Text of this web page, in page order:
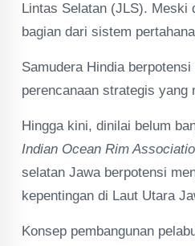
Lintas Selatan (JLS). Meski
bagian dari sistem
Samudera Hindia
perencanaan strategis yang
Hingga kini, dinilai belum
Indian Ocean Rim
selatan Jawa berpotensi
kepentingan di Laut Utara
Konsep pembangunan